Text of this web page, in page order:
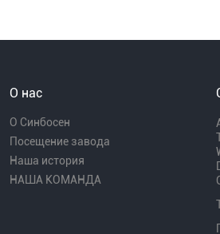
О нас
О Синбосен
Посещение завода
Наша история
НАША КОМАНДА